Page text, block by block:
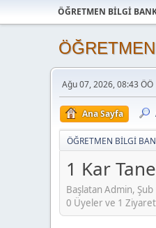
ÖĞRETMEN BİLGİ
Ağu 07, 2026, 08:43 ÖÖ
Ana Sayfa
ÖĞRETMEN BİLGİ
1 Kar
Başlatan Admin,
0 Üyeler ve 1